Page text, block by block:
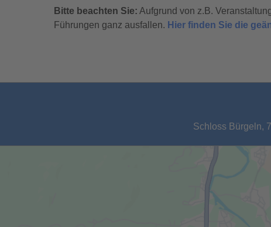
Bitte beachten Sie: Aufgrund von z.B.
Führungen ganz ausfallen. Hier finden Sie die
Schloss Bürgeln,